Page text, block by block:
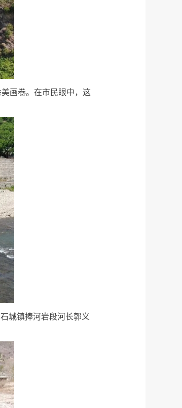
画卷。在市民眼中，这
城镇捧河岩段河长郭义